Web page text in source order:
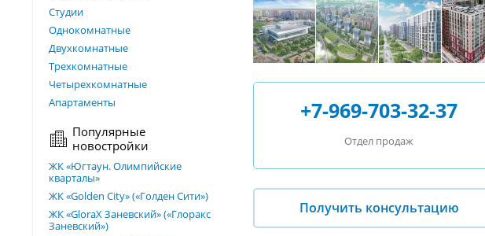
Студии
Однокомнатные
Двухкомнатные
Трехкомнатные
Четырехкомнатные
Апартаменты
Популярные
новостройки
ЖК «Югтаун. Олимпийские
кварталы»
ЖК «Golden City» («Голден Сити»)
ЖК «GloraX Заневский»​ («Глоракс
Заневский»)
+7-969-703-32-37
Отдел продаж
Получить консультацию